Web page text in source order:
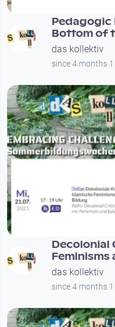
Bottom of
das kollektiv
since 4 months
00:48:40
Decolonial
Feminisms
das kollektiv
since 4 months 1